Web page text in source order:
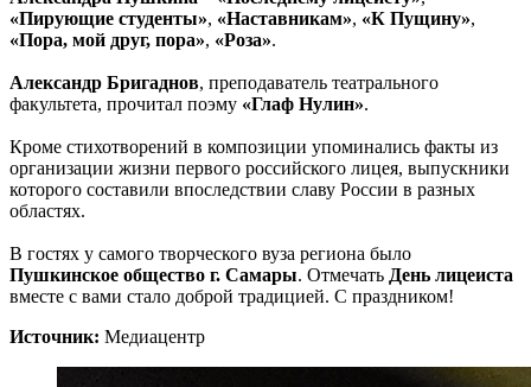
«Пирующие студенты», «Наставникам», «К Пущину»,
«Пора, мой друг, пора», «Роза».
Александр Бригаднов, преподаватель театрального
факультета, прочитал поэму «Глаф Нулин».
Кроме стихотворений в композиции упоминались факты из
организации жизни первого российского лицея, выпускники
которого составили впоследствии славу России в разных
областях.
В гостях у самого творческого вуза региона было
Пушкинское общество г. Самары. Отмечать День лицеиста
вместе с вами стало доброй традицией. С праздником!
Источник: Медиацентр